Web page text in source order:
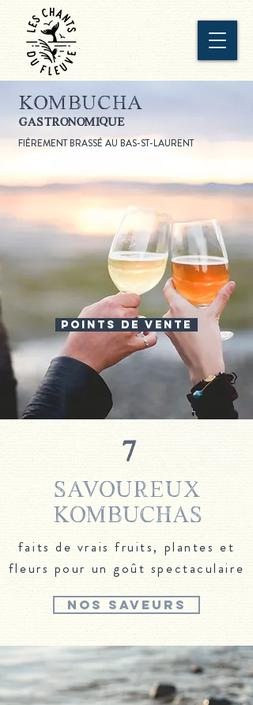
kombucha
gastronomique
FIÈREMENT BRASSÉ AU BAS-ST-LAURENT
Points de vente
7
SAVOUREUX
KOMBUCHAS
faits de vrais fruits, plantes et
fleurs pour un goût spectaculaire
NOS SAVEURS